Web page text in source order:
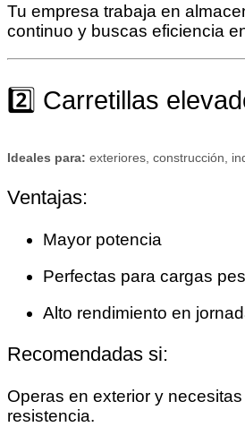
Tu empresa trabaja en
continuo y buscas eficiencia
2️⃣ Carretillas
Ideales para: exteriores, construcción,
Ventajas:
Mayor potencia
Perfectas para cargas
Alto rendimiento en
Recomendadas si:
Operas en exterior y
resistencia.